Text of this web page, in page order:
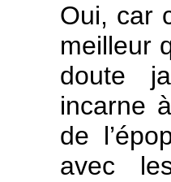
Oui, car
meilleur
doute
incarne
de
avec